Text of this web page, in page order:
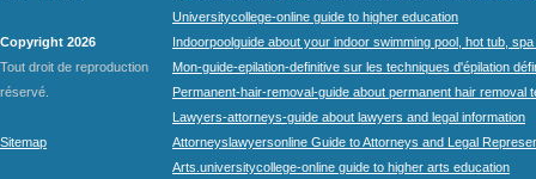
Copyright 2026
Tout droit de reproduction
réservé.
Sitemap
Universitycollege-online guide to higher education
Indoorpoolguide about your indoor swimming pool, hot tub,
Mon-guide-epilation-definitive sur les techniques d'épilation
Permanent-hair-removal-guide about permanent hair removal
Lawyers-attorneys-guide about lawyers and legal information
Attorneyslawyersonline Guide to Attorneys and Legal
Arts.universitycollege-online guide to higher arts education